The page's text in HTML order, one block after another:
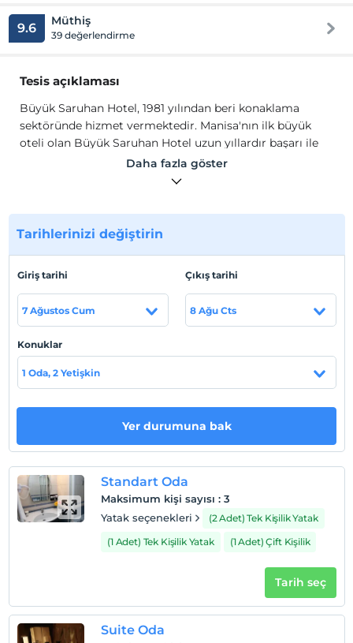
9.6 Müthiş
39 değerlendirme
Tesis açıklaması
Büyük Saruhan Hotel , 1981 yılından beri konaklama
sektöründe hizmet vermektedir. Manisa'nın ilk büyük
oteli olan Büyük Saruhan Hotel uzun yıllardır başarı ile
faaliyet gösteren saygın kuruluşlardır.
Büyük Saruhan Hotel, iş dünyasının Manisa’daki
profesyonel ihtiyaçlarına cevap vermek ve unutulmaz
yiyecek-içecek deneyimleri yaşatmak için 1991
Tesis lokasyon bilgileri
Magnesia AVM, Cinens Sinemaları ve Tartan Spor
alanının yani başında, şehir merkezine 5 dk., Manisa
Menderes Havalimanı'na 40 dk. uzaklıktadır.
Haritada Göster
Otel koşulları
Check/in
En erken saat 14:00 ve sonrası
Sigara
Daha fazla göster
Tarihlerinizi değiştirin
Giriş tarihi
7 Ağustos Cum
Çıkış tarihi
8 Ağu Cts
Konuklar
1 Oda, 2 Yetişkin
Yer durumuna bak
Standart Oda
Maksimum kişi sayısı : 3
Yatak seçenekleri
(2 Adet) Tek Kişilik Yatak
(1 Adet) Tek Kişilik Yatak
(1 Adet) Çift Kişilik
Tarih seç
Suite Oda